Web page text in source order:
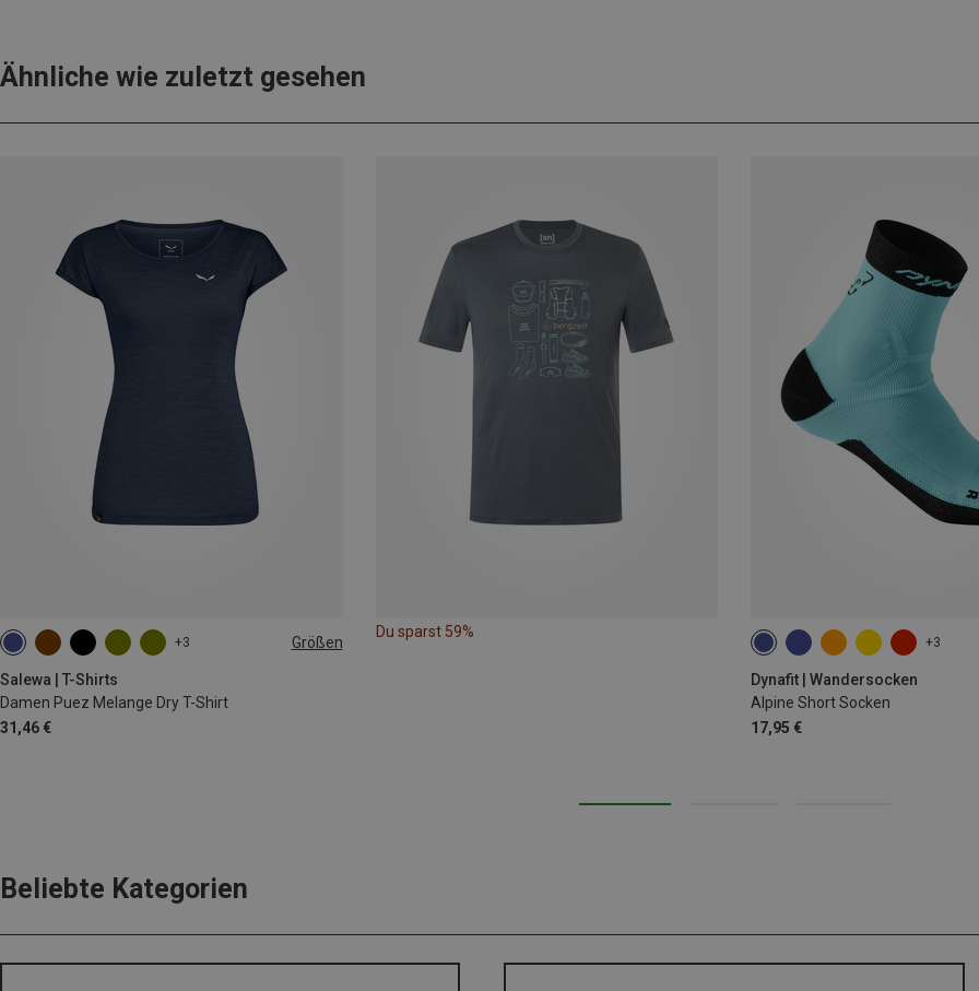
Ähnliche wie zuletzt gesehen
+3 Größen
Salewa | T-Shirts
Damen Puez Melange Dry T-Shirt
31,46 €
M L XL XXL
Du sparst 59%
+3
Dynafit | Wandersocken
Alpine Short Socken
17,95 €
35|36|37|38 39|40|41|42
Beliebte Kategorien